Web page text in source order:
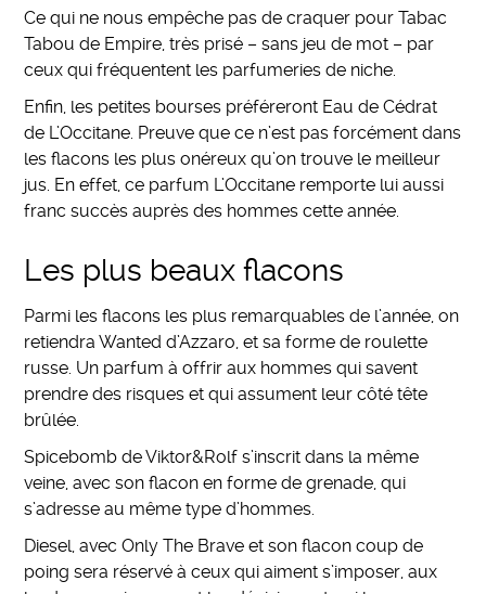
Ce qui ne nous empêche pas de craquer pour Tabac
Tabou de Empire, très prisé – sans jeu de mot – par
ceux qui fréquentent les parfumeries de niche.
Enfin, les petites bourses préféreront Eau de Cédrat
de L’Occitane. Preuve que ce n’est pas forcément dans
les flacons les plus onéreux qu’on trouve le meilleur
jus. En effet, ce parfum L’Occitane remporte lui aussi
franc succès auprès des hommes cette année.
Les plus beaux flacons
Parmi les flacons les plus remarquables de l’année, on
retiendra Wanted d’Azzaro, et sa forme de roulette
russe. Un parfum à offrir aux hommes qui savent
prendre des risques et qui assument leur côté tête
brûlée.
Spicebomb de Viktor&Rolf s’inscrit dans la même
veine, avec son flacon en forme de grenade, qui
s’adresse au même type d’hommes.
Diesel, avec Only The Brave et son flacon coup de
poing sera réservé à ceux qui aiment s’imposer, aux